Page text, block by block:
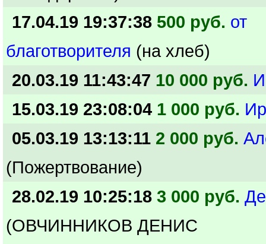
17.04.19 19:37:38 500 руб. от
благотворителя (на хлеб)
20.03.19 11:43:47 10 000 руб.
15.03.19 23:08:04 1 000 руб.
05.03.19 13:13:11 2 000 руб.
(Пожертвование)
28.02.19 10:25:18 3 000 руб.
(ОВЧИННИКОВ ДЕНИС